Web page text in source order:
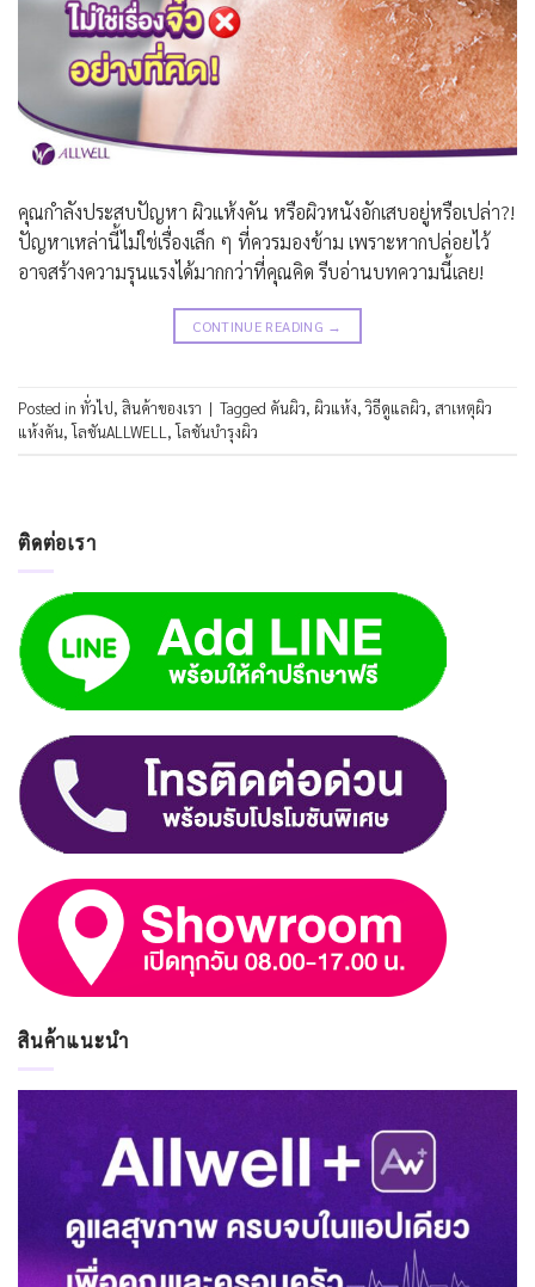
คุณกำลังประสบปัญหา ผิวแห้งคัน หรือผิวหนังอักเสบอยู่หรือเปล่า?!
ปัญหาเหล่านี้ไม่ใช่เรื่องเล็ก ๆ ที่ควรมองข้าม เพราะหากปล่อยไว้
อาจสร้างความรุนแรงได้มากกว่าที่คุณคิด รีบอ่านบทความนี้เลย!
CONTINUE READING →
Posted in ทั่วไป, สินค้าของเรา | Tagged คันผิว, ผิวแห้ง,วิธีดูแลผิว, สาเหตุผิว
แห้งคัน,โลชันALLWELL ,โลชันบำรุงผิว
ติดต่อเรา
สินค้าแนะนำ